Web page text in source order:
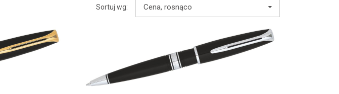
Sortuj wg: Cena, rosnąco